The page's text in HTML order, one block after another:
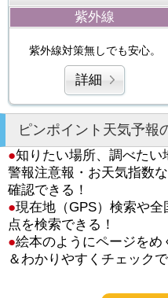
紫外線
紫外線対策無しでも安心。
詳細
ピンポイント天気予報
●知りたい場所、調べたい
警報注意報・お天気指数
確認できる！
●現在地（GPS）検索や
点を検索できる！
●絵本のようにページをめ
＆わかりやすくチェックで